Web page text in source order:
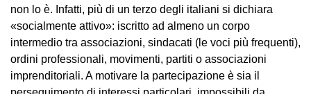
non lo è. Infatti, più di un terzo degli italiani si dichiara
«socialmente attivo»: iscritto ad almeno un corpo
intermedio tra associazioni, sindacati (le voci più frequenti),
ordini professionali, movimenti, partiti o associazioni
imprenditoriali. A motivare la partecipazione è sia il